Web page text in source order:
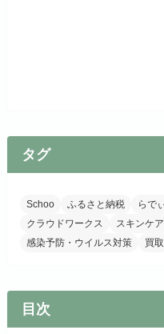
タグ
Schoo ふるさと納税 らで
クラウドワークス
スキンケア
感染予防・ウイルス対策
買取
目次